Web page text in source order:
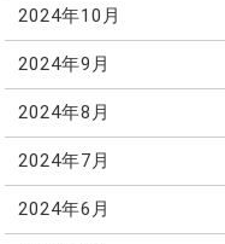
2024年10月
2024年9月
2024年8月
2024年7月
2024年6月